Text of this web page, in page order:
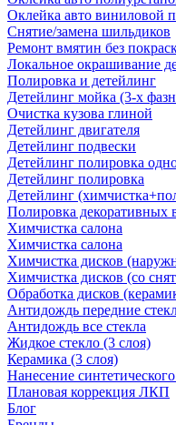
Оклейка авто виниловой
Снятие/замена шильдиков
Ремонт вмятин без
Локальное окрашивание
Полировка и детейлинг
Детейлинг мойка (3-х
Очистка кузова глиной
Детейлинг двигателя
Детейлинг подвески
Детейлинг полировка
Детейлинг полировка
Детейлинг
Полировка декоративных
Химчистка салона
Химчистка салона
Химчистка дисков
Химчистка дисков (со
Обработка дисков
Антидождь передние
Антидождь все стекла
Жидкое стекло (3 слоя)
Керамика (3 слоя)
Нанесение
Плановая коррекция ЛКП
Блог